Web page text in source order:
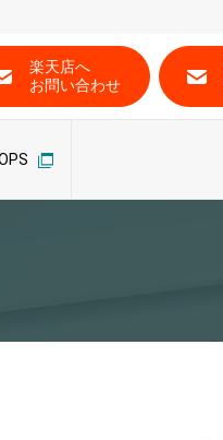
楽天店へ
お問い合わせ